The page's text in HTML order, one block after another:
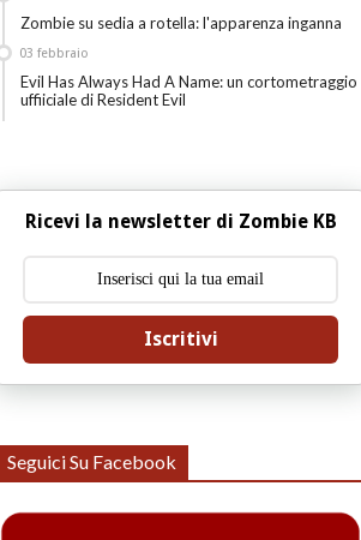
Zombie su sedia a rotella: l'apparenza inganna
Evil Has Always Had A Name: un cortometraggio
uffiiciale di Resident Evil
03 febbraio
Ricevi la newsletter di Zombie KB
Iscritivi
Seguici Su Facebook